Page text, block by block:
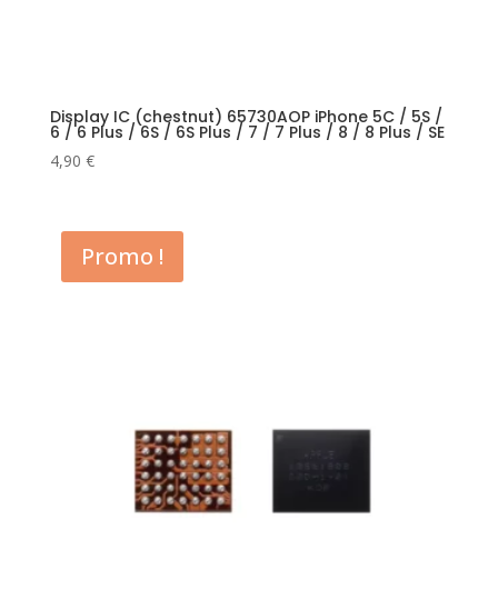
Display IC (chestnut) 65730AOP iPhone 5C / 5S /
6 / 6 Plus / 6S / 6S Plus / 7 / 7 Plus / 8 / 8 Plus / SE
4,90 €
Promo !